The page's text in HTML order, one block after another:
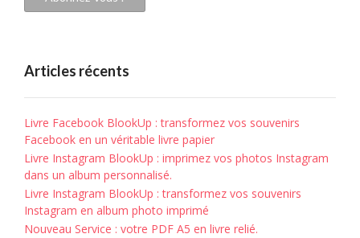
Articles récents
Livre Facebook BlookUp : transformez vos souvenirs
Facebook en un véritable livre papier
Livre Instagram BlookUp : imprimez vos photos Instagram
dans un album personnalisé.
Livre Instagram BlookUp : transformez vos souvenirs
Instagram en album photo imprimé
Nouveau Service : votre PDF A5 en livre relié.